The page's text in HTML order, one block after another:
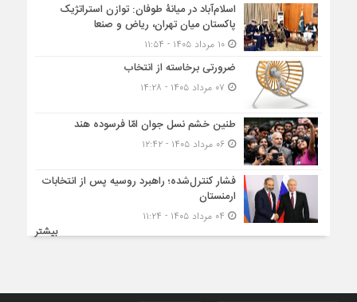
اسلام‌آباد در میانۀ طوفان: توازن استراتژیک
پاکستان میان تهران، ریاض و صنعا
۱۰ مرداد ۱۴۰۵ - ۱۱:۵۴
ضرورتی برخاسته از انتخاب
طنین خشم نسل جوان امّا فرسوده هند
۰۶ مرداد ۱۴۰۵ - ۱۲:۴۲
فشار کنترل‌شده؛ راهبرد روسیه پس از انتخابات
ارمنستان
بیشتر